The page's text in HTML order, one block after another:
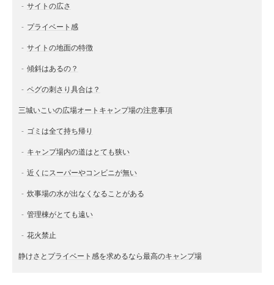
サイトの広さ
プライベート感
サイトの地面の特徴
傾斜はあるの？
ペグの刺さり具合は？
三城いこいの広場オートキャンプ場の注意事項
ゴミは全て持ち帰り
キャンプ場内の道はとても狭い
近くにスーパーやコンビニが無い
炊事場の水が出なくなることがある
管理棟がとても遠い
花火禁止
静けさとプライベート感を求めるなら最高のキャンプ場